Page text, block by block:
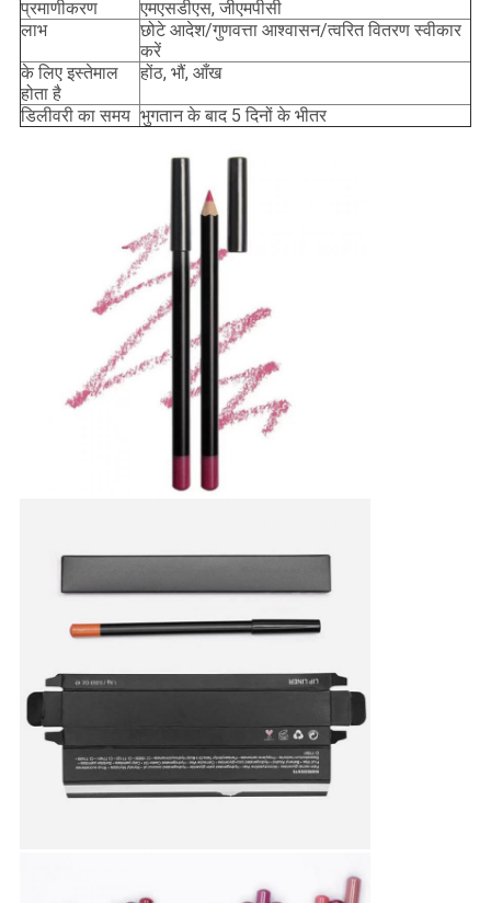
प्रमाणीकरण
एमएसडीएस, जीएमपीसी
लाभ
छोटे आदेश/गुणवत्ता आश्वासन/त्वरित वितरण स्वीकार
करें
के लिए इस्तेमाल
होता है
होंठ, भौं, आँख
डिलीवरी का समय भुगतान के बाद 5 दिनों के भीतर